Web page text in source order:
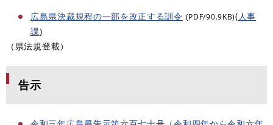
広島県決裁規程の一部を改正する訓令 (PDF/90.9KB)( 人事
課)
（県法規登載）
告示